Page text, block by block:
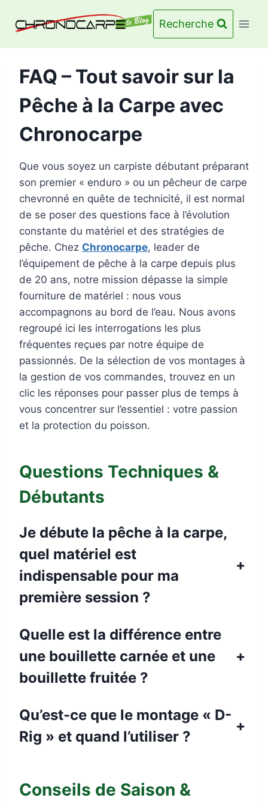
Recherche
FAQ – Tout savoir sur la
Pêche à la Carpe avec
Chronocarpe
Que vous soyez un carpiste débutant préparant
son premier « enduro » ou un pêcheur de carpe
chevronné en quête de technicité, il est normal
de se poser des questions face à l’évolution
constante du matériel et des stratégies de
pêche. Chez Chronocarpe, leader de
l’équipement de pêche à la carpe depuis plus
de 20 ans, notre mission dépasse la simple
fourniture de matériel : nous vous
accompagnons au bord de l’eau. Nous avons
regroupé ici les interrogations les plus
fréquentes reçues par notre équipe de
passionnés. De la sélection de vos montages à
la gestion de vos commandes, trouvez en un
clic les réponses pour passer plus de temps à
vous concentrer sur l’essentiel : votre passion
et la protection du poisson.
Questions Techniques &
Débutants
Je débute la pêche à la carpe,
quel matériel est
indispensable pour ma
première session ?
+
Quelle est la différence entre
une bouillette carnée et une
bouillette fruitée ?
+
Qu’est-ce que le montage « D-
Rig » et quand l’utiliser ?
+
Conseils de Saison &